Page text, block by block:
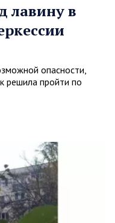
лавину в
опасности,
решила пройти по